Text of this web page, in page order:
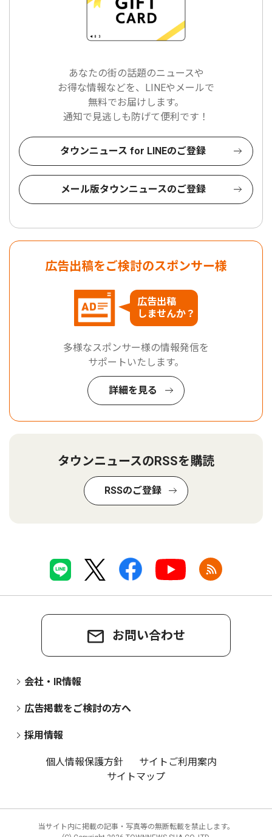
あなたの街の話題のニュースや
お得な情報などを、LINEやメールで
無料でお届けします。
通知で見逃しも防げて便利です！
タウンニュース for LINEのご登録
メール版タウンニュースのご登録
広告出稿をご検討のスポンサー様
広告出稿
しませんか？
多様なスポンサー様の情報発信を
サポートいたします。
詳細を見る
タウンニュースのRSSを購読
RSSのご登録
お問い合わせ
会社・IR情報
広告掲載をご検討の方へ
採用情報
個人情報保護方針
サイトご利用案内
サイトマップ
当サイト内に掲載の記事・写真等の無断転載を禁止します。